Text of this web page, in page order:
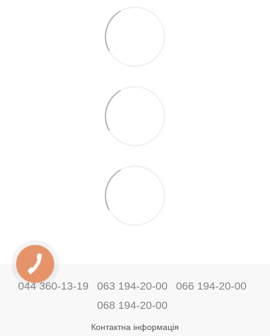
044 360-13-19 063 194-20-00
066 194-20-00
068 194-20-00
Контактна інформація